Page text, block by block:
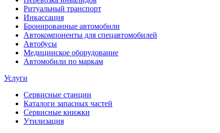
Ритуальный транспорт
Инкассация
Бронированные автомобили
Автокомпоненты для спецавтомобилей
Автобусы
Медицинское оборудование
Автомобили по маркам
Услуги
Сервисные станции
Каталоги запасных частей
Сервисные книжки
Утилизация